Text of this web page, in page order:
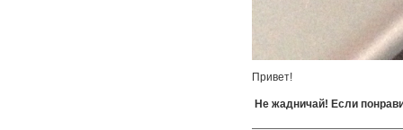
Привет!
Не жадничай! Если